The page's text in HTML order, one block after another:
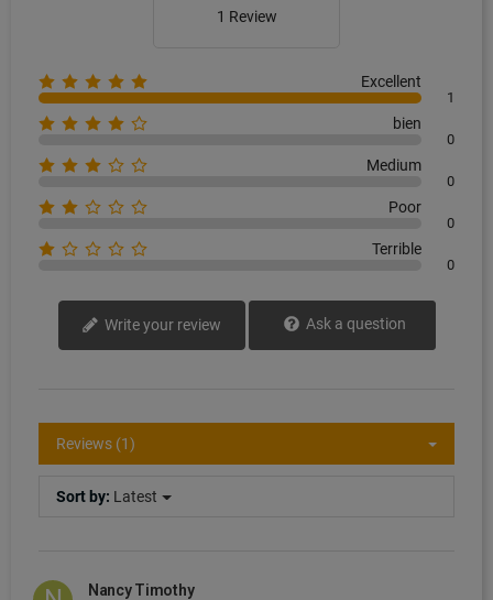
1 Review
Excellent
1
bien
0
Medium
0
Poor
0
Terrible
0
Write your review Ask a question
Reviews (1)
Sort by: Latest
Nancy Timothy